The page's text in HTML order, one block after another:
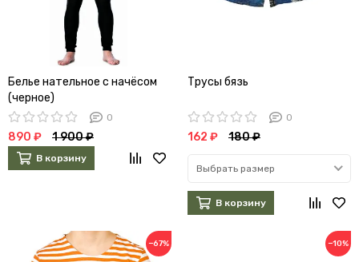
Белье нательное с начёсом
(черное)
0
890 ₽ 1 900 ₽
В корзину
Трусы бязь
0
162 ₽ 180 ₽
Выбрать размер
В корзину
−67% −10%